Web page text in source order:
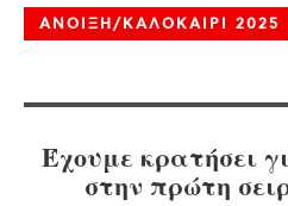
ΑΝΟΙΞΗ/ΚΑΛΟΚΑΙΡΙ 2025
Έχουμε κρατήσει
στην πρώτη